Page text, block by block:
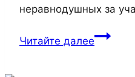
неравнодушных за
Читайте далее